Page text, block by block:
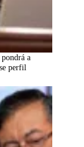
a
perfil